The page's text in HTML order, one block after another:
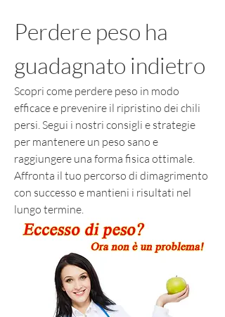
Perdere peso ha
guadagnato indietro
Scopri come perdere peso in modo
efficace e prevenire il ripristino dei chili
persi. Segui i nostri consigli e strategie
per mantenere un peso sano e
raggiungere una forma fisica ottimale.
Affronta il tuo percorso di dimagrimento
con successo e mantieni i risultati nel
lungo termine.